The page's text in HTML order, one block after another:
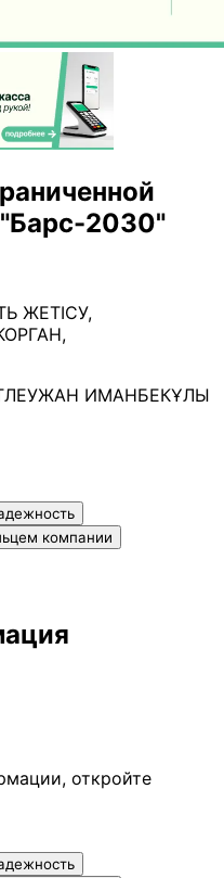
"Барс-2030"
ЖЕТІСУ,
ИМАНБЕКҰЛЫ
компании
откройте